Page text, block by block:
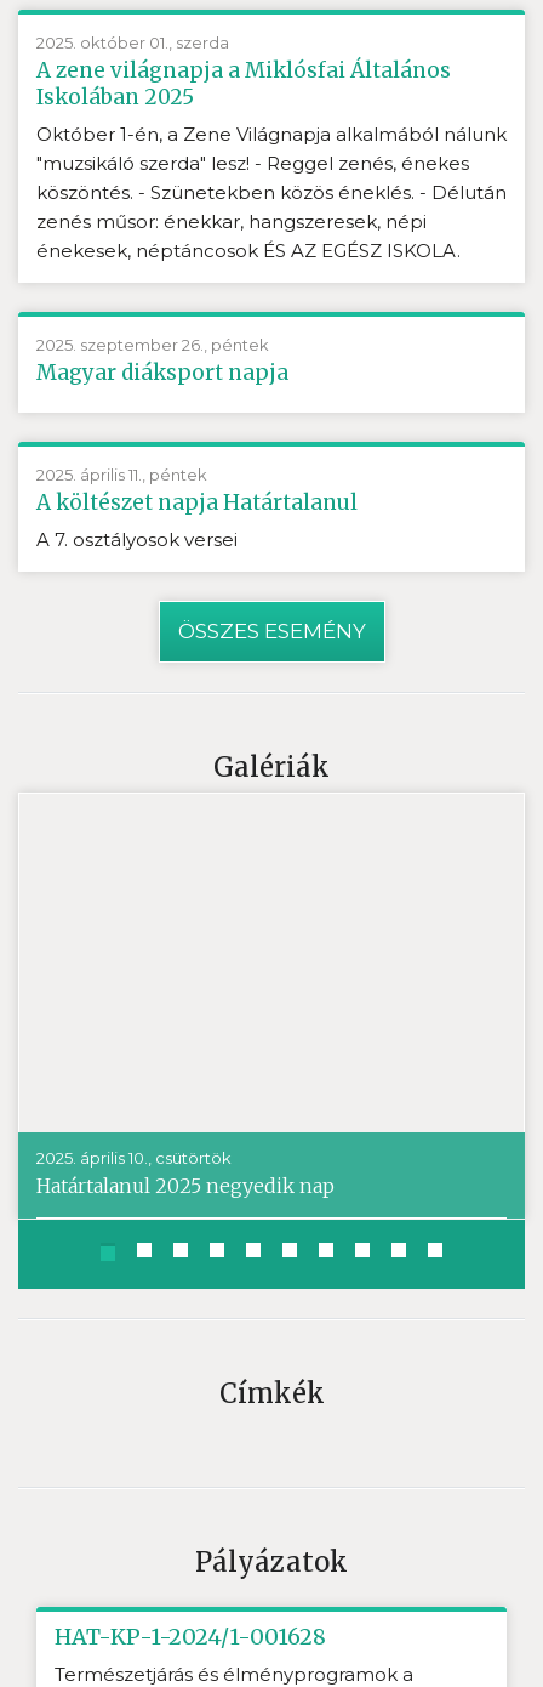
2025. október 01., szerda
A zene világnapja a Miklósfai Általános
Iskolában 2025
Október 1-én, a Zene Világnapja alkalmából nálunk
"muzsikáló szerda" lesz! - Reggel zenés, énekes
köszöntés. - Szünetekben közös éneklés. - Délután
zenés műsor: énekkar, hangszeresek, népi
énekesek, néptáncosok ÉS AZ EGÉSZ ISKOLA.
2025. szeptember 26., péntek
Magyar diáksport napja
2025. április 11., péntek
A költészet napja Határtalanul
A 7. osztályosok versei
ÖSSZES ESEMÉNY
Galériák
2025. április 10., csütörtök
Határtalanul 2025 negyedik nap
Címkék
Pályázatok
HAT-KP-1-2024/1-001628
Természetjárás és élményprogramok a